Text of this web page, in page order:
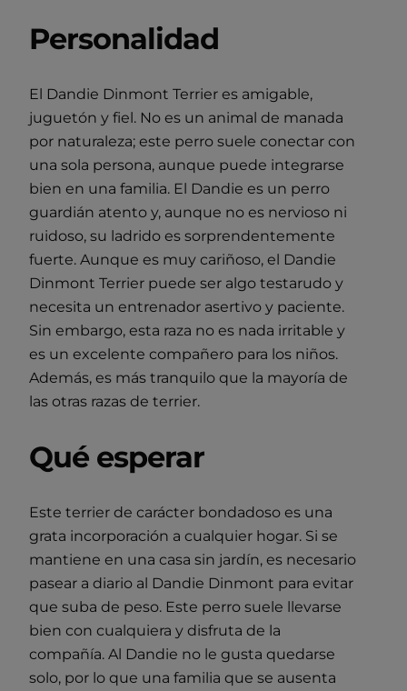
Personalidad
El Dandie Dinmont Terrier es amigable,
juguetón y fiel. No es un animal de manada
por naturaleza; este perro suele conectar con
una sola persona, aunque puede integrarse
bien en una familia. El Dandie es un perro
guardián atento y, aunque no es nervioso ni
ruidoso, su ladrido es sorprendentemente
fuerte. Aunque es muy cariñoso, el Dandie
Dinmont Terrier puede ser algo testarudo y
necesita un entrenador asertivo y paciente.
Sin embargo, esta raza no es nada irritable y
es un excelente compañero para los niños.
Además, es más tranquilo que la mayoría de
las otras razas de terrier.
Qué esperar
Este terrier de carácter bondadoso es una
grata incorporación a cualquier hogar. Si se
mantiene en una casa sin jardín, es necesario
pasear a diario al Dandie Dinmont para evitar
que suba de peso. Este perro suele llevarse
bien con cualquiera y disfruta de la
compañía. Al Dandie no le gusta quedarse
solo, por lo que una familia que se ausenta